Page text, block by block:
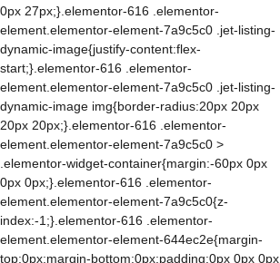
0px 27px;}.elementor-616 .elementor-
element.elementor-element-7a9c5c0 .jet-listing-
dynamic-image{justify-content:flex-
start;}.elementor-616 .elementor-
element.elementor-element-7a9c5c0 .jet-listing-
dynamic-image img{border-radius:20px 20px
20px 20px;}.elementor-616 .elementor-
element.elementor-element-7a9c5c0 >
.elementor-widget-container{margin:-60px 0px
0px 0px;}.elementor-616 .elementor-
element.elementor-element-7a9c5c0{z-
index:-1;}.elementor-616 .elementor-
element.elementor-element-644ec2e{margin-
top:0px;margin-bottom:0px;padding:0px 0px 0px